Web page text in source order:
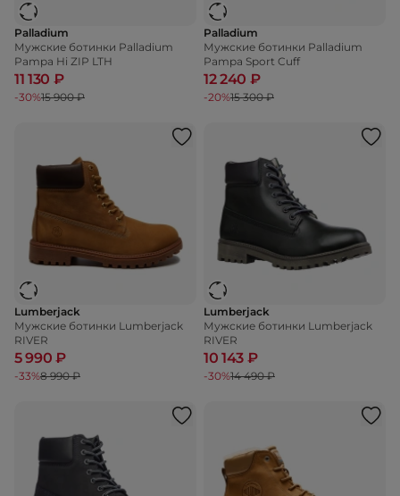
Palladium
Мужские ботинки Palladium
Pampa Hi ZIP LTH
11 130 ₽
-30%15 900 ₽
Palladium
Мужские ботинки Palladium
Pampa Sport Cuff
12 240 ₽
-20%15 300 ₽
Lumberjack
Мужские ботинки Lumberjack
RIVER
5 990 ₽
-33%8 990 ₽
Lumberjack
Мужские ботинки Lumberjack
RIVER
10 143 ₽
-30%14 490 ₽